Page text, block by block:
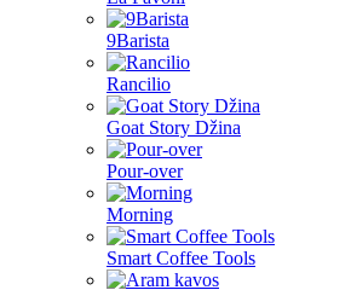
9Barista
Rancilio
Goat Story Džina
Pour-over
Morning
Smart Coffee Tools